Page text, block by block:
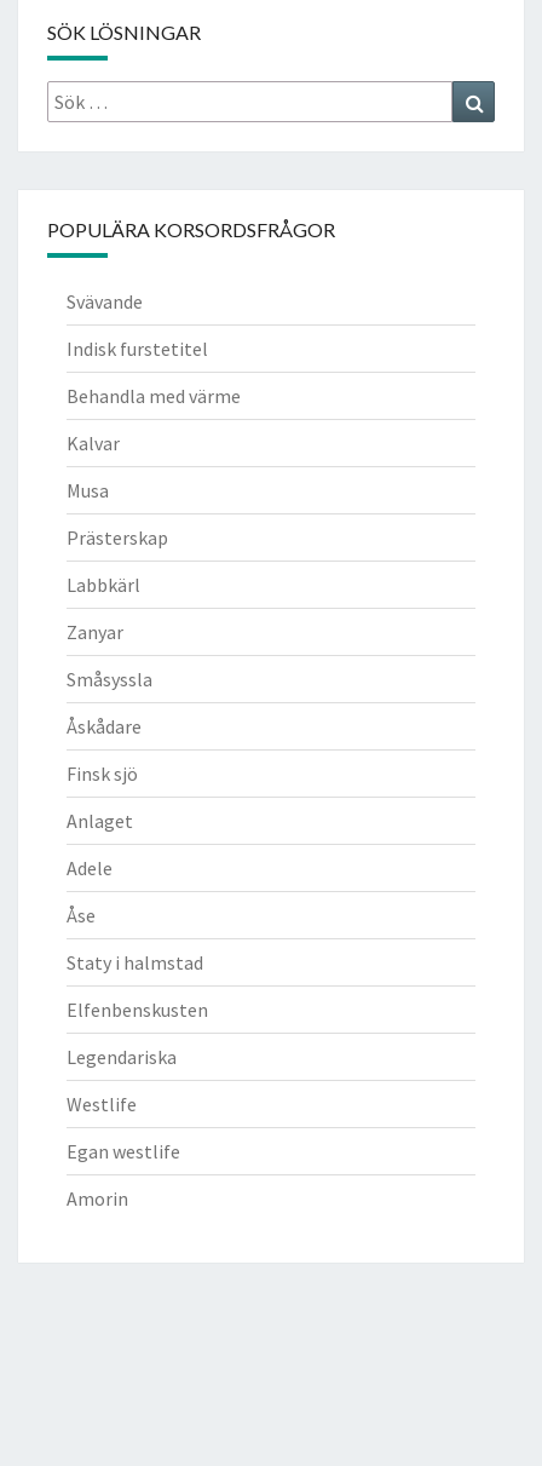
SÖK LÖSNINGAR
Sök
efter:
POPULÄRA KORSORDSFRÅGOR
Svävande
Indisk furstetitel
Behandla med värme
Kalvar
Musa
Prästerskap
Labbkärl
Zanyar
Småsyssla
Åskådare
Finsk sjö
Anlaget
Adele
Åse
Staty i halmstad
Elfenbenskusten
Legendariska
Westlife
Egan westlife
Amorin